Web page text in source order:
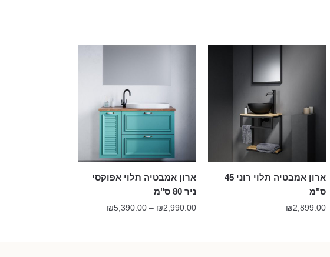
ארון אמבטיה תלוי רוני 45
ס"מ
₪2,899.00
ארון אמבטיה תלוי אפוקסי
ניר 80 ס"מ
₪2,990.00
–
₪5,390.00